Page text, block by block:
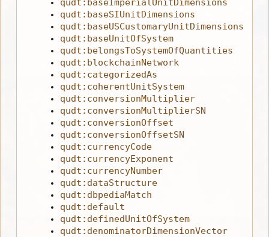
qudt:baseImperialUnitDimensions
qudt:baseSIUnitDimensions
qudt:baseUSCustomaryUnitDimensions
qudt:baseUnitOfSystem
qudt:belongsToSystemOfQuantities
qudt:blockchainNetwork
qudt:categorizedAs
qudt:coherentUnitSystem
qudt:conversionMultiplier
qudt:conversionMultiplierSN
qudt:conversionOffset
qudt:conversionOffsetSN
qudt:currencyCode
qudt:currencyExponent
qudt:currencyNumber
qudt:dataStructure
qudt:dbpediaMatch
qudt:default
qudt:definedUnitOfSystem
qudt:denominatorDimensionVector